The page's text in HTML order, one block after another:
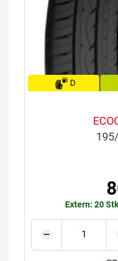
D
Extern: 20